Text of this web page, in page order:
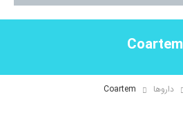
Coartem
داروها Coartem